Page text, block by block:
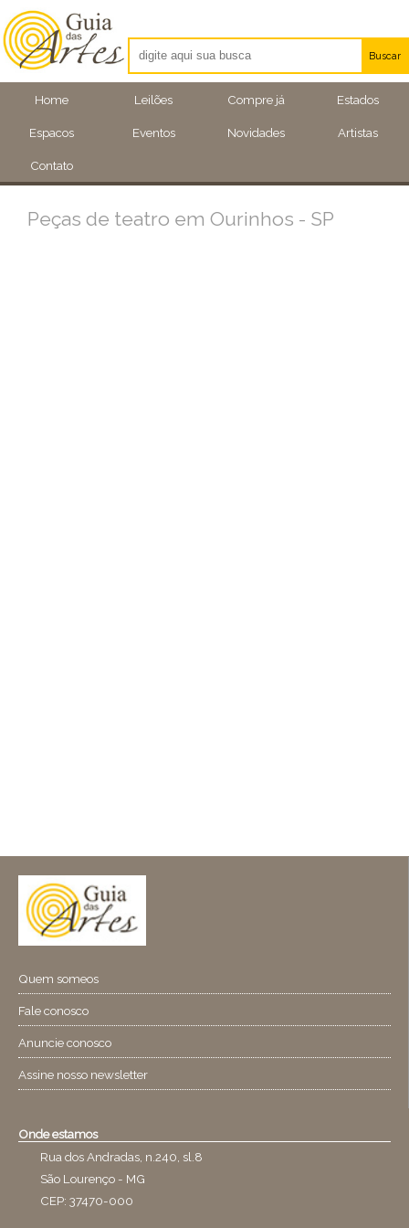
Home Leilões Compre já Estados
Espacos Eventos Novidades Artistas
Contato
Buscar
Artistas
Eventos
Peças de teatro em Ourinhos - SP
Quem someos
Fale conosco
Anuncie conosco
Assine nosso newsletter
Onde estamos
Rua dos Andradas, n.240, sl.8
São Lourenço - MG
CEP: 37470-000